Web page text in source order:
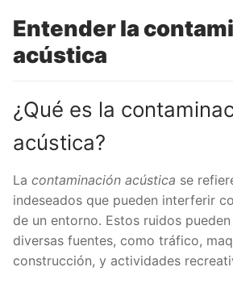
Estrategias en el entorno
Transporte sostenible
Promover espacios
Evitar ruidos
Conclusión
Entender la
acústica
¿Qué es la
acústica?
La contaminación acústica se
indeseados que pueden interferir
de un entorno. Estos ruidos
diversas fuentes, como tráfico,
construcción, y actividades